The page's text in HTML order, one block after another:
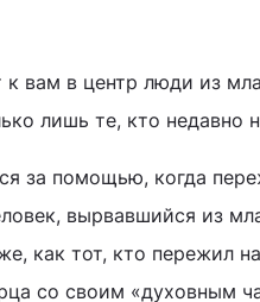
вам в центр люди из
лишь те, кто недавно
за помощью, когда
вырвавшийся из
как тот, кто пережил
со своим «духовным